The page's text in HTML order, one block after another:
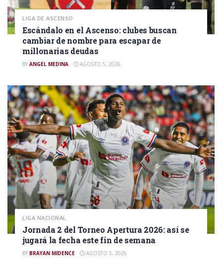
LIGA DE ASCENSO
Escándalo en el Ascenso: clubes buscan
cambiar de nombre para escapar de
millonarias deudas
BY ANGEL MEDINA AGOSTO 5, 2026
LIGA NACIONAL
Jornada 2 del Torneo Apertura 2026: así se
jugará la fecha este fin de semana
BY BRAYAN MIDENCE AGOSTO 5, 2026